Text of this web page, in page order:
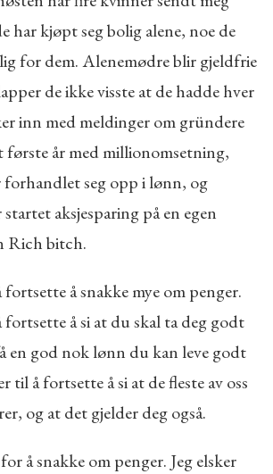
har kjøpt seg bolig alene, noe de
for dem. Alenemødre blir gjeldfrie
de ikke visste at de hadde hver
inn med meldinger om gründere
første år med millionomsetning,
forhandlet seg opp i lønn, og
aksjesparing på en egen
Rich bitch.
å snakke mye om penger.
fortsette å si at du skal ta deg godt
en god nok lønn du kan leve godt
til å fortsette å si at de fleste av oss
og at det gjelder deg også.
å snakke om penger. Jeg elsker